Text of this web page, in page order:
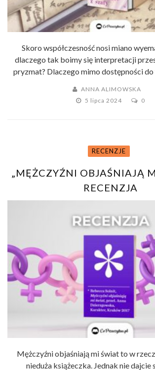
Skoro współczesność nosi miano
dlaczego tak boimy się interpretacji
pryzmat? Dlaczego mimo dostępności do
ANNA ALIMOWSKA
5 lipca 2024
0
RECENZJE
„MĘŻCZYŹNI OBJAŚNIAJĄ
RECENZJA
Mężczyźni objaśniają mi świat to w
nieduża książeczka. Jednak nie dajcie